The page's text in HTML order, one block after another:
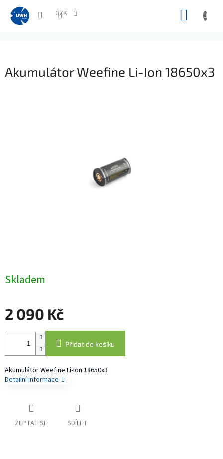
obsah
CZK
Akumulátor Weefine Li-Ion 18650x3
Skladem
2 090 Kč
Měrná
Přidat do košíku
Akumulátor Weefine Li-Ion 18650x3
Detailní informace
ZEPTAT SE SDÍLET